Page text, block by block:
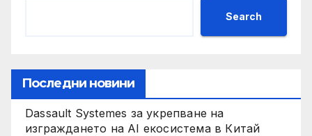
Search
Последни новини
Dassault Systemes за укрепване на
изграждането на AI екосистема в Китай